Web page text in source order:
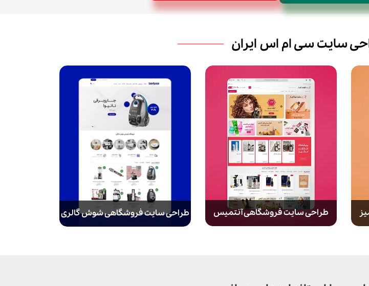
سایت سی ام اس ایران
طراحی سایت فروشگاهی آنتمیس طراحی سایت فروشگاهی شوش گالری